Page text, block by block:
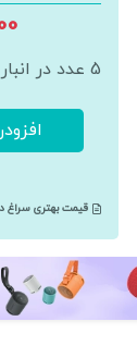
5 عدد در انبار
پرینتر
پی
مدل
HP
LaserJet
Pro
قیمت بهتری سراغ